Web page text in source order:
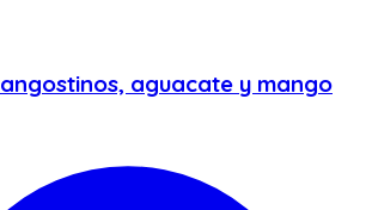
aguacate y mango